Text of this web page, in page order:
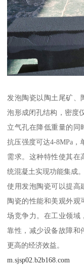
发泡陶瓷以陶土尾矿、
泡形成闭孔结构，密度
立气孔在降低重量的同
抗压强度可达4-8MPa
需求。这种特性使其在
统混凝土实现功能集成。
使用发泡陶瓷可以提高
陶瓷的性能和美观外观
场竞争力。在工业领域
靠性，减少设备故障和
更高的经济效益。
m.sjsp02.b2b168.com